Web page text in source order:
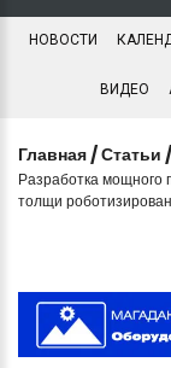
НОВОСТИ
ВИДЕО
Главная /Статьи /
Разработка мощного
толщи